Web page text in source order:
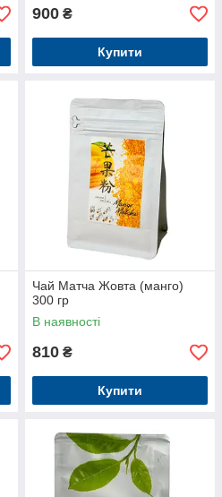
900 ₴
Купити
Чай Матча Жовта (манго)
300 гр
В наявності
810 ₴
Купити